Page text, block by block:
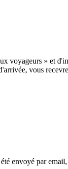
» et
vous
envoyé par